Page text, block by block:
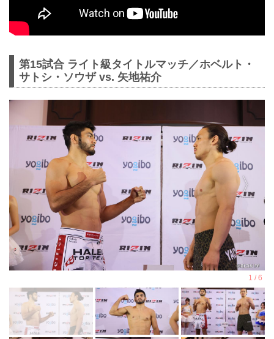
第15試合 ライト級タイトルマッチ／ホベルト・
サトシ・ソウザ vs. 矢地祐介